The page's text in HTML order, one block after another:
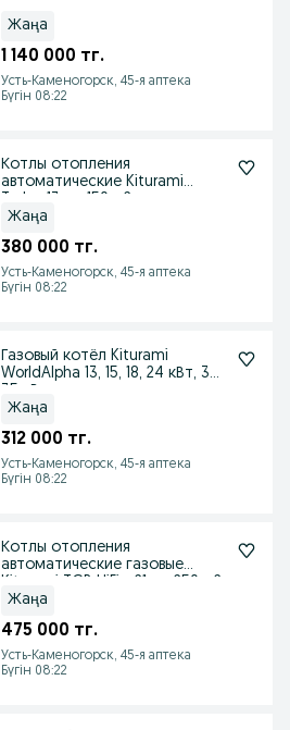
Жаңа
1 140 000 тг.
Усть-Каменогорск, 45-я аптека
Бүгін 08:22
Котлы отопления
автоматические Kiturami
Жаңа
380 000 тг.
Усть-Каменогорск, 45-я аптека
Бүгін 08:22
Газовый котёл Kiturami
WorldAlpha 13, 15, 18, 24 кВт, 30,
Жаңа
312 000 тг.
Усть-Каменогорск, 45-я аптека
Бүгін 08:22
Котлы отопления
автоматические газовые
Жаңа
475 000 тг.
Усть-Каменогорск, 45-я аптека
Бүгін 08:22